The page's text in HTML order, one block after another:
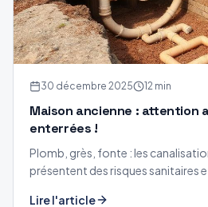
30 décembre 2025 12 min
Maison ancienne : attention
enterrées !
Plomb, grès, fonte : les
présentent des risques sanitaires
Lire l'article